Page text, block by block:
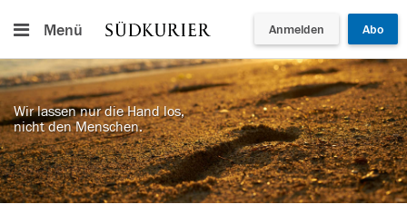
Menü Anmelden Abo
Wir lassen nur die Hand los,
nicht den Menschen.